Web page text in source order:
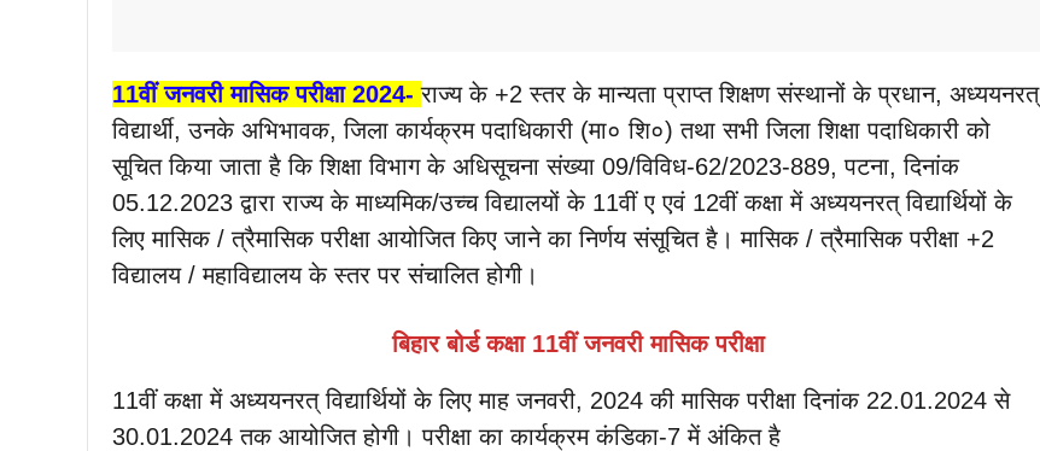
11वीं जनवरी मासिक परीक्षा 2024-राज्य के +2 स्तर के मान्यता प्राप्त शिक्षण संस्थानों के प्रधान, अध्ययनरत्
विद्यार्थी, उनके अभिभावक, जिला कार्यक्रम पदाधिकारी (मा० शि०) तथा सभी जिला शिक्षा पदाधिकारी को
सूचित किया जाता है कि शिक्षा विभाग के अधिसूचना संख्या 09/विविध-62/2023-889, पटना, दिनांक
05.12.2023 द्वारा राज्य के माध्यमिक/उच्च विद्यालयों के 11वीं ए एवं 12वीं कक्षा में अध्ययनरत् विद्यार्थियों के
लिए मासिक / त्रैमासिक परीक्षा आयोजित किए जाने का निर्णय संसूचित है। मासिक / त्रैमासिक परीक्षा +2
विद्यालय / महाविद्यालय के स्तर पर संचालित होगी।
बिहार बोर्ड कक्षा 11वीं जनवरी मासिक परीक्षा
11वीं कक्षा में अध्ययनरत् विद्यार्थियों के लिए माह जनवरी, 2024 की मासिक परीक्षा दिनांक 22.01.2024 से
30.01.2024 तक आयोजित होगी। परीक्षा का कार्यक्रम कंडिका-7 में अंकित है